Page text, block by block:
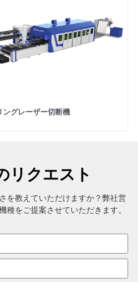
ングレーザー切断機
リクエスト
を教えていただけますか？弊社営
種をご提案させていただきます。